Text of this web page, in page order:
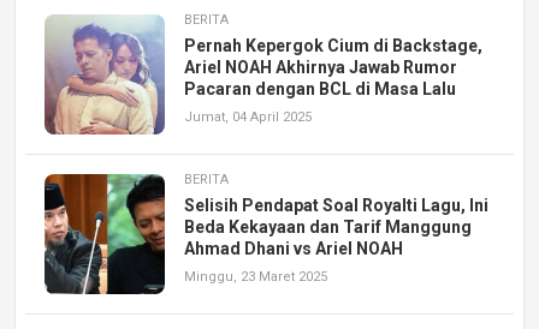
BERITA
Pernah Kepergok Cium di Backstage,
Ariel NOAH Akhirnya Jawab Rumor
Pacaran dengan BCL di Masa Lalu
Jumat, 04 April 2025
BERITA
Selisih Pendapat Soal Royalti Lagu, Ini
Beda Kekayaan dan Tarif Manggung
Ahmad Dhani vs Ariel NOAH
Minggu, 23 Maret 2025